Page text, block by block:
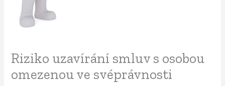
Riziko uzavírání smluv s osobou
omezenou ve svéprávnosti